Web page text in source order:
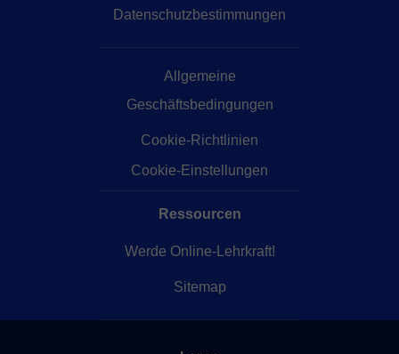
Datenschutzbestimmungen
Allgemeine
Geschäftsbedingungen
Cookie-Richtlinien
Cookie-Einstellungen
Ressourcen
Werde Online-Lehrkraft!
Sitemap